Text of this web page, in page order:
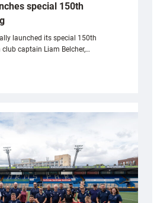
special 150th
launched its special 150th
captain Liam Belcher,…